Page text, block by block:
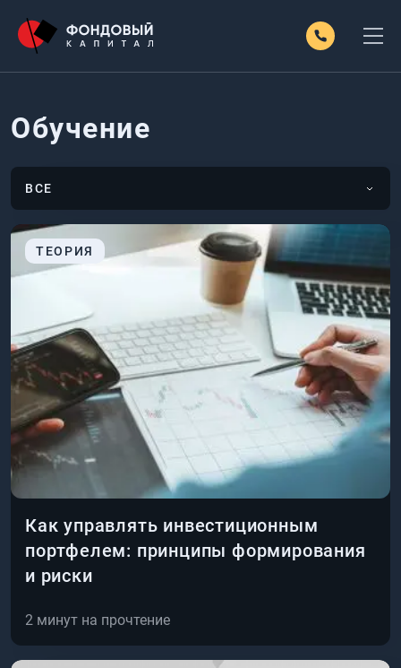
Обучение
ВСЕ
ТЕОРИЯ
Как управлять инвестиционным
портфелем: принципы формирования
и риски
2 минут на прочтение